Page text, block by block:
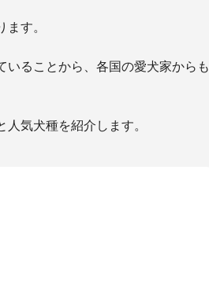
す。
ることから、各国の愛犬家からも
気犬種を紹介します。